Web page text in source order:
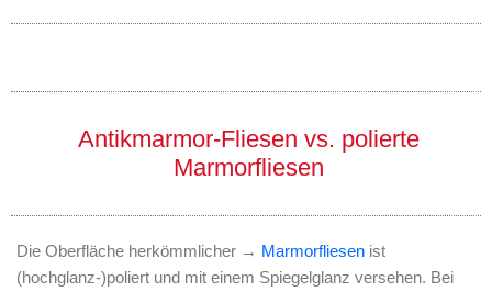
Antikmarmor-Fliesen vs. polierte
Marmorfliesen
Die Oberfläche herkömmlicher → Marmorfliesen ist
(hochglanz-)poliert und mit einem Spiegelglanz versehen. Bei